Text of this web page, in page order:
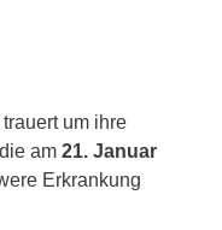
um ihre
am 21. Januar
Erkrankung